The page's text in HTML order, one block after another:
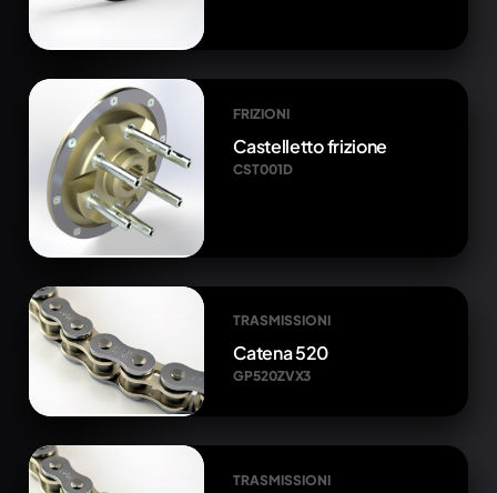
FRIZIONI
Castelletto frizione
CST001D
TRASMISSIONI
Catena 520
GP520ZVX3
TRASMISSIONI